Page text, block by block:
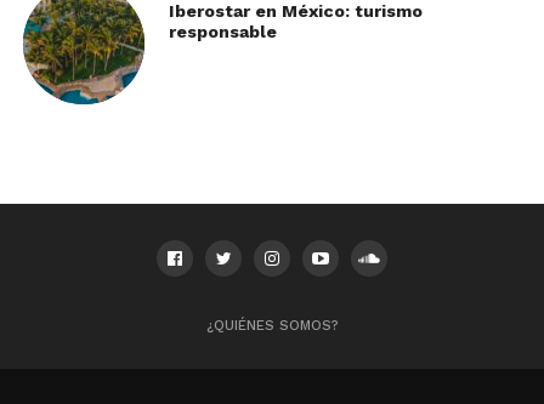
Iberostar en México: turismo
responsable
¿QUIÉNES SOMOS?